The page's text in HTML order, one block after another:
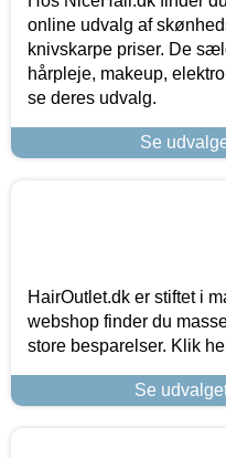
online udvalg af
knivskarpe priser. De
hårpleje, makeup,
se deres udvalg.
Se
HairOutlet.dk er stiftet i
webshop finder du
store besparelser. Klik
Se